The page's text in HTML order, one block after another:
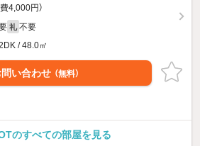
費4,000円）
礼 不要
/ 48.0㎡
問い合わせ （無料）
のすべての部屋を見る